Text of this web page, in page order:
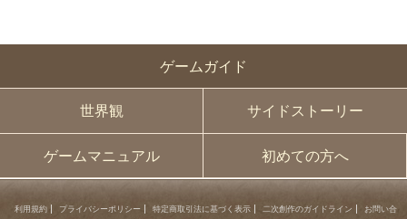
ゲームガイド
世界観 サイドストーリー
ゲームマニュアル 初めての方へ
ジ
ー
ジ
利用規約 プライバシーポリシー 特定商取引法に基づく表示 二次創作のガイドライン お問い合